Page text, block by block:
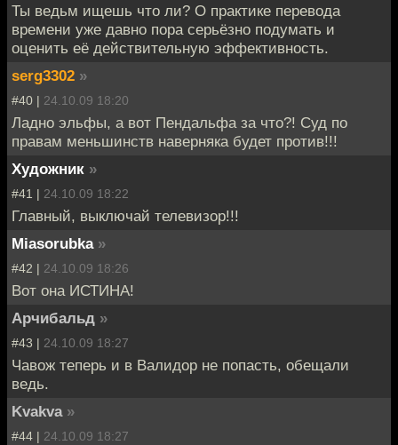
Ты ведьм ищешь что ли? О практике перевода
времени уже давно пора серьёзно подумать и
оценить её действительную эффективность.
serg3302 »
#40 | 24.10.09 18:20
Ладно эльфы, а вот Пендальфа за что?! Суд по
правам меньшинств наверняка будет против!!!
Художник »
#41 | 24.10.09 18:22
Главный, выключай телевизор!!!
Miasorubka »
#42 | 24.10.09 18:26
Вот она ИСТИНА!
Арчибальд »
#43 | 24.10.09 18:27
Чавож теперь и в Валидор не попасть, обещали
ведь.
Kvakva »
#44 | 24.10.09 18:27